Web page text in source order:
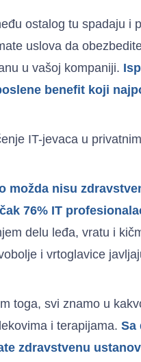
ostalog tu spadaju i
uslova da
u vašoj kompaniji.
benefit koji
IT-jevaca u
možda nisu
76% IT
delu leđa, vratu i
i vrtoglavice
toga, svi znamo u
i terapijama.Sa
zdravstvenu